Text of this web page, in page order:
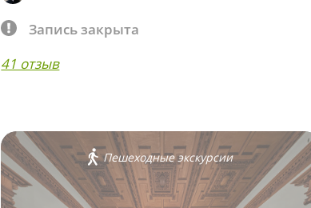
Запись закрыта
41 отзыв
Пешеходные экскурсии